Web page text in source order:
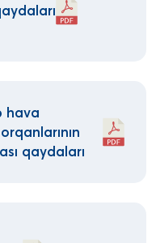
hava
qaydaları